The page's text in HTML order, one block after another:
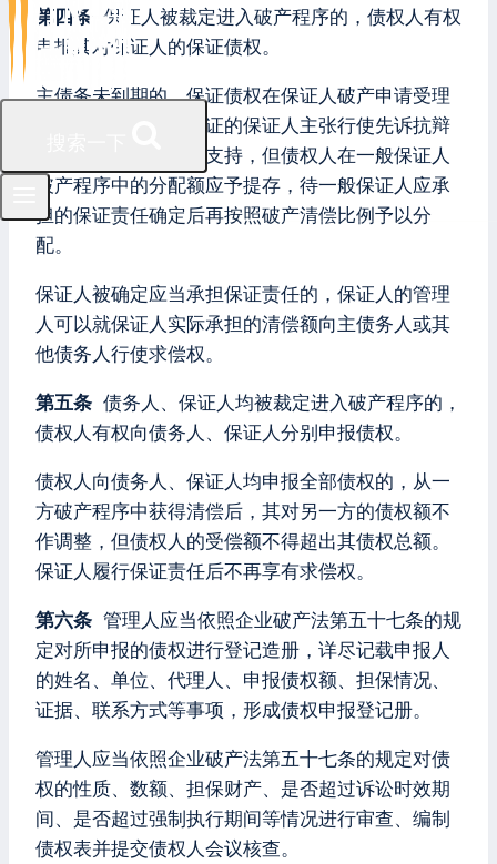
第四条
保证人被裁定进入破产程序的，债权人有权
申报其对保证人的保证债权。
主债务未到期的，保证债权在保证人破产申请受理
时视为到期。一般保证的保证人主张行使先诉抗辩
权的，人民法院不予支持，但债权人在一般保证人
破产程序中的分配额应予提存，待一般保证人应承
担的保证责任确定后再按照破产清偿比例予以分
配。
保证人被确定应当承担保证责任的，保证人的管理
人可以就保证人实际承担的清偿额向主债务人或其
他债务人行使求偿权。
第五条 债务人、保证人均被裁定进入破产程序的，
债权人有权向债务人、保证人分别申报债权。
债权人向债务人、保证人均申报全部债权的，从一
方破产程序中获得清偿后，其对另一方的债权额不
作调整，但债权人的受偿额不得超出其债权总额。
保证人履行保证责任后不再享有求偿权。
第六条 管理人应当依照企业破产法第五十七条的规
定对所申报的债权进行登记造册，详尽记载申报人
的姓名、单位、代理人、申报债权额、担保情况、
证据、联系方式等事项，形成债权申报登记册。
管理人应当依照企业破产法第五十七条的规定对债
权的性质、数额、担保财产、是否超过诉讼时效期
间、是否超过强制执行期间等情况进行审查、编制
债权表并提交债权人会议核查。